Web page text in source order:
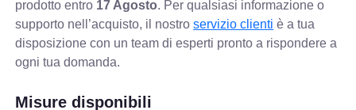
prodotto entro 17 Agosto. Per qualsiasi informazione o
supporto nell’acquisto, il nostroservizio clienti è a tua
disposizione con un team di esperti pronto a rispondere a
ogni tua domanda.
Misure disponibili